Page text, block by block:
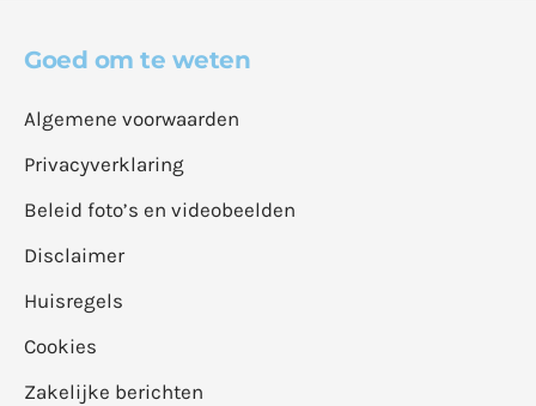
Goed om te weten
Algemene voorwaarden
Privacyverklaring
Beleid foto’s en videobeelden
Disclaimer
Huisregels
Cookies
Zakelijke berichten